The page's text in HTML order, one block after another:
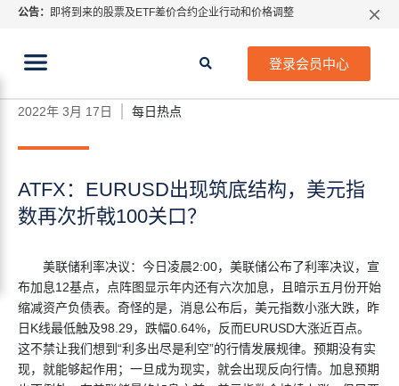
公告： 即将到来的股票及ETF差价合约企业行动和价格调整
ATFX呼吁推进金融市场合规、安全、有序、良性发展
登录会员中心
当前位置:
ATFX：EURUSD出现筑底结构，美
元指数再次折戟100关口？
2022年 3月 17日 每日热点
ATFX：EURUSD出现筑底结构，美元指
数再次折戟100关口？
美联储利率决议：今日凌晨2:00，美联储公布了利率决议，宣
布加息12基点，点阵图显示年内还有六次加息，且暗示五月份开始
缩减资产负债表。奇怪的是，消息公布后，美元指数小涨大跌，昨
日K线最低触及98.29，跌幅0.64%，反而EURUSD大涨近百点。
这不禁让我们想到“利多出尽是利空”的行情发展规律。预期没有实
现，就能够起作用；一旦成为现实，就会出现反向行情。加息预期